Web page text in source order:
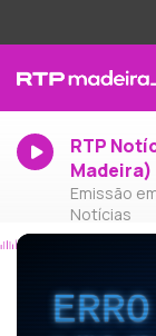
RTP
Madeira)
Emissão
Notícias